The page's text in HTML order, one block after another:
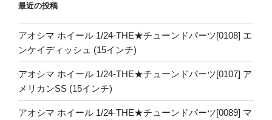
最近の投稿
アオシマ ホイール 1/24-THE★チューンドパーツ[0108] エ
ンケイディッシュ (15インチ)
アオシマ ホイール 1/24-THE★チューンドパーツ[0107] ア
メリカンSS (15インチ)
アオシマ ホイール 1/24-THE★チューンドパーツ[0089] マ